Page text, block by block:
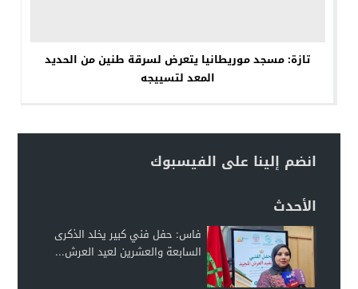
تازة: مسجد موريطانيا يتعرض لسرقة طنين من الحديد
المعد لتسييجه
انضم إلينا على الفيسبوك
الأحدث
فاس: حفل فني كبير يخلد الذكرى
السابعة والعشرين لعيد العرش...